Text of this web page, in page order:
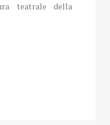
teatrale della